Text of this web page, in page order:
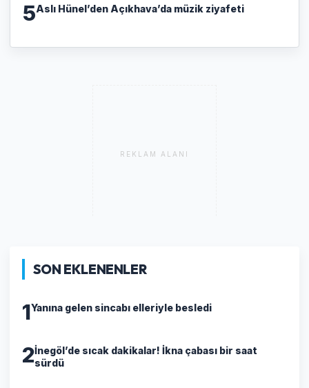
5Aslı Hünel’den Açıkhava’da müzik ziyafeti
REKLAM ALANI
SON EKLENENLER
1Yanına gelen sincabı elleriyle besledi
2İnegöl’de sıcak dakikalar! İkna çabası bir saat
sürdü